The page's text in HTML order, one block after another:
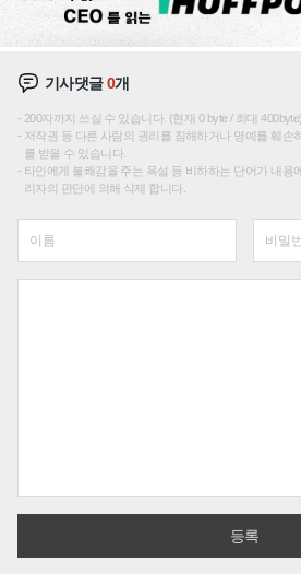
기사댓글0개
200자까지 쓰실 수 있습니다. (현재 0 byte / 최대 400byte)
저작권 등 다른 사람의 권리를 침해하거나 명예를 훼손
를 받을 수 있습니다.
타인에게 불쾌감을 주는 욕설 등 비하하는 단어가 내용
리자의 판단에 의해 삭제 합니다.